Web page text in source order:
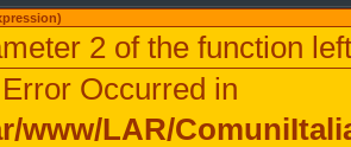
2 of the function
Occurred in
www/LAR/